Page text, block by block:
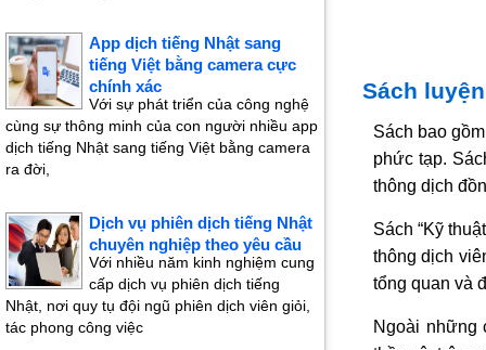
Sách
Sách bao
phức tạp.
thông dịch
Sách “Kỹ
thông dịch
tổng quan và
Ngoài những
App dịch tiếng Nhật sang
tiếng Việt bằng camera cực
chính xác
Với sự phát triển của công nghệ
cùng sự thông minh của con người nhiều app
dịch tiếng Nhật sang tiếng Việt bằng camera
ra đời,
Dịch vụ phiên dịch tiếng Nhật
chuyên nghiệp theo yêu cầu
Với nhiều năm kinh nghiệm cung
cấp dịch vụ phiên dịch tiếng
Nhật, nơi quy tụ đội ngũ phiên dịch viên giỏi,
tác phong công việc